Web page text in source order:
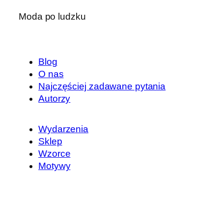
Moda po ludzku
Blog
O nas
Najczęściej zadawane pytania
Autorzy
Wydarzenia
Sklep
Wzorce
Motywy